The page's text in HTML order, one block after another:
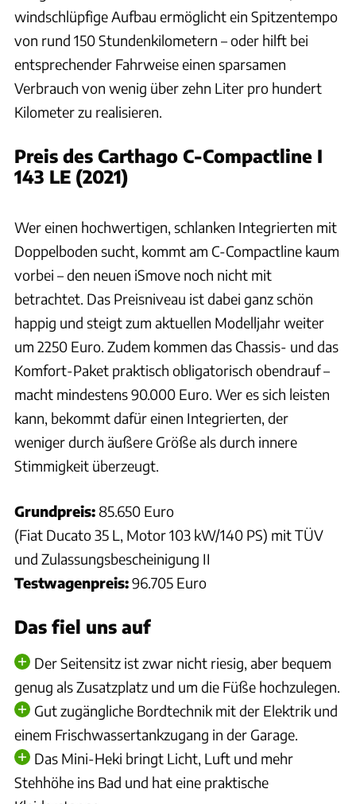
windschlüpfige Aufbau ermöglicht ein Spitzentempo
von rund 150 Stundenkilometern – oder hilft bei
entsprechender Fahrweise einen sparsamen
Verbrauch von wenig über zehn Liter pro hundert
Kilometer zu realisieren.
Preis des Carthago C-Compactline I
143 LE (2021)
Wer einen hochwertigen, schlanken Integrierten mit
Doppelboden sucht, kommt am C-Compactline kaum
vorbei – den neuen iSmove noch nicht mit
betrachtet. Das Preisniveau ist dabei ganz schön
happig und steigt zum aktuellen Modelljahr weiter
um 2250 Euro. Zudem kommen das Chassis- und das
Komfort-Paket praktisch obligatorisch obendrauf –
macht mindestens 90.000 Euro. Wer es sich leisten
kann, bekommt dafür einen Integrierten, der
weniger durch äußere Größe als durch innere
Stimmigkeit überzeugt.
Grundpreis: 85.650 Euro
(Fiat Ducato 35 L, Motor 103 kW/140 PS) mit TÜV
und Zulassungsbescheinigung II
Testwagenpreis:96.705 Euro
Das fiel uns auf
Der Seitensitz ist zwar nicht riesig, aber bequem
genug als Zusatzplatz und um die Füße hochzulegen.
Gut zugängliche Bordtechnik mit der Elektrik und
einem Frischwassertankzugang in der Garage.
Das Mini-Heki bringt Licht, Luft und mehr
Stehhöhe ins Bad und hat eine praktische